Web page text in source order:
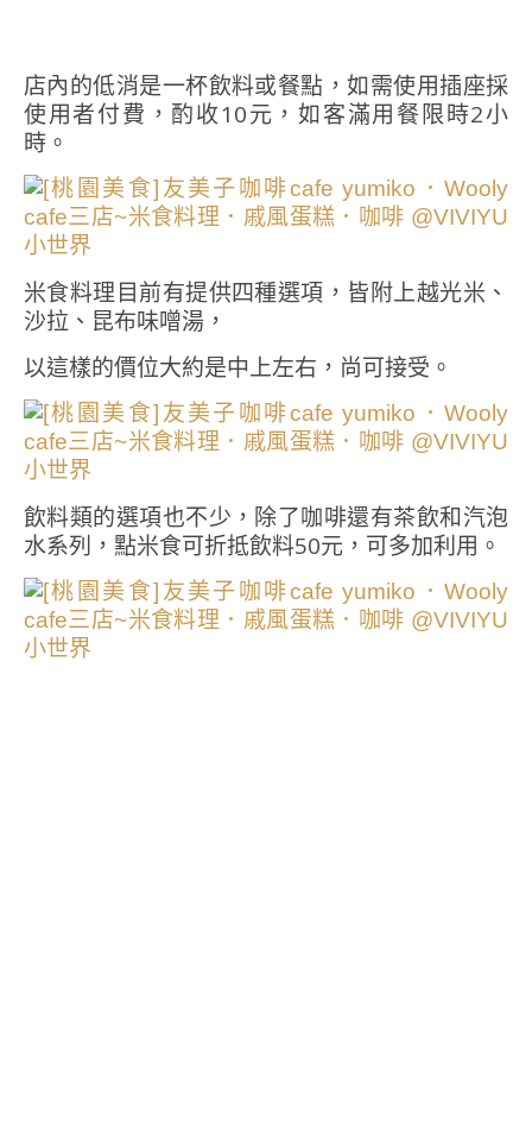
店內的低消是一杯飲料或餐點，如需使用插座採
使用者付費，酌收10元，如客滿用餐限時2小
時。
米食料理目前有提供四種選項，皆附上越光米、
沙拉、昆布味噌湯，
以這樣的價位大約是中上左右，尚可接受。
飲料類的選項也不少，除了咖啡還有茶飲和汽泡
水系列，點米食可折抵飲料50元，可多加利用。